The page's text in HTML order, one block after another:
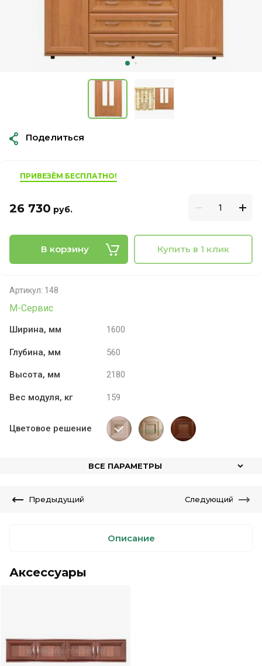
ПРИВЕЗЁМ БЕСПЛАТНО!
26 730 руб.
В корзину Купить в 1 клик
Артикул: 148
М-Сервис
Ширина, мм 1600
Глубина, мм 560
Высота, мм 2180
Вес модуля, кг 159
Цветовое решение
ВСЕ ПАРАМЕТРЫ
Поделиться
Предыдущий Следующий
Описание
Аксессуары